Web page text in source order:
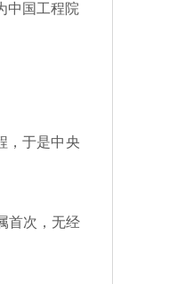
中国工程院
，于是中央
首次，无经